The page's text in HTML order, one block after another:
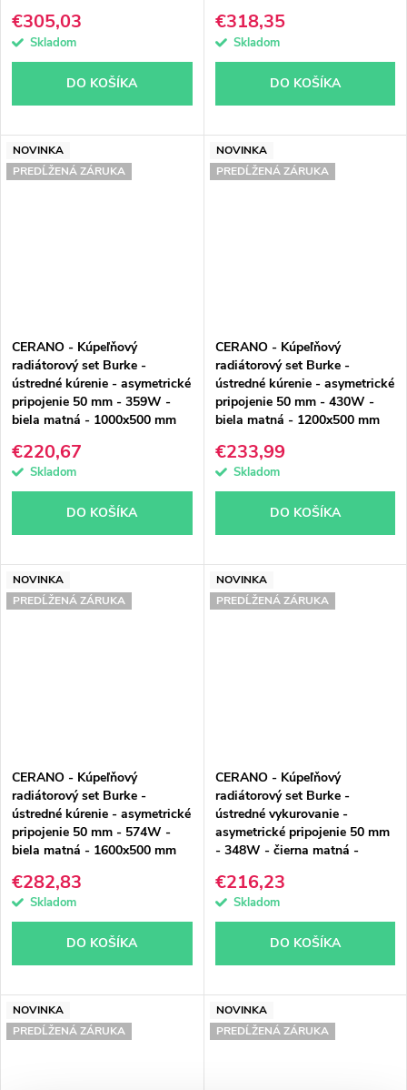
€305,03
Skladom
DO KOŠÍKA
€318,35
Skladom
DO KOŠÍKA
NOVINKA
PREDĹŽENÁ ZÁRUKA
CERANO - Kúpeľňový
radiátorový set Burke -
ústredné kúrenie - asymetrické
pripojenie 50 mm - 359W -
biela matná - 1000x500 mm
€220,67
Skladom
DO KOŠÍKA
NOVINKA
PREDĹŽENÁ ZÁRUKA
CERANO - Kúpeľňový
radiátorový set Burke -
ústredné kúrenie - asymetrické
pripojenie 50 mm - 430W -
biela matná - 1200x500 mm
€233,99
Skladom
DO KOŠÍKA
NOVINKA
PREDĹŽENÁ ZÁRUKA
CERANO - Kúpeľňový
radiátorový set Burke -
ústredné kúrenie - asymetrické
pripojenie 50 mm - 574W -
biela matná - 1600x500 mm
€282,83
Skladom
DO KOŠÍKA
NOVINKA
PREDĹŽENÁ ZÁRUKA
CERANO - Kúpeľňový
radiátorový set Burke -
ústredné vykurovanie -
asymetrické pripojenie 50 mm
- 348W - čierna matná -
€216,23
Skladom
DO KOŠÍKA
NOVINKA
PREDĹŽENÁ ZÁRUKA
NOVINKA
PREDĹŽENÁ ZÁRUKA